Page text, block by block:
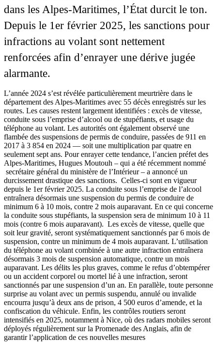
dans les Alpes-Maritimes, l’État durcit le ton.
Depuis le 1er février 2025, les sanctions pour
infractions au volant sont nettement
renforcées afin d’enrayer une dérive jugée
alarmante.
L’année 2024 s’est révélée particulièrement meurtrière dans le
département des Alpes-Maritimes avec 55 décès enregistrés sur les
routes. Les causes restent largement identifiées : excès de vitesse,
conduite sous l’emprise d’alcool ou de stupéfiants, et usage du
téléphone au volant. Les autorités ont également observé une
flambée des suspensions de permis de conduire, passées de 911 en
2017 à 3 854 en 2024 — soit une multiplication par quatre en
seulement sept ans. Pour enrayer cette tendance, l’ancien préfet des
Alpes-Maritimes, Hugues Moutouh – qui a été récemment nommé
secrétaire général du ministère de l’Intérieur – a annoncé un
durcissement drastique des sanctions. Celles-ci sont en vigueur
depuis le 1er février 2025. La conduite sous l’emprise de l’alcool
entraînera désormais une suspension du permis de conduire de
minimum 6 à 10 mois, contre 2 mois auparavant. En ce qui concerne
la conduite sous stupéfiants, la suspension sera de minimum 10 à 11
mois (contre 6 mois auparavant). Les excès de vitesse, quelle que
soit leur gravité, seront systématiquement sanctionnés par 6 mois de
suspension, contre un minimum de 4 mois auparavant. L’utilisation
du téléphone au volant combinée à une autre infraction entraînera
désormais 3 mois de suspension automatique, contre un mois
auparavant. Les délits les plus graves, comme le refus d’obtempérer
ou un accident corporel ou mortel lié à une infraction, seront
sanctionnés par une suspension d’un an. En parallèle, toute personne
surprise au volant avec un permis suspendu, annulé ou invalide
encourra jusqu’à deux ans de prison, 4 500 euros d’amende, et la
confiscation du véhicule. Enfin, les contrôles routiers seront
intensifiés en 2025, notamment à Nice, où des radars mobiles seront
déployés régulièrement sur la Promenade des Anglais, afin de
garantir l’application de ces nouvelles mesures